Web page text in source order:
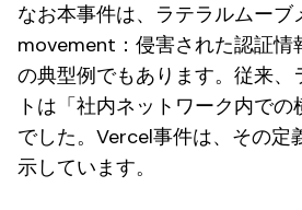
なお本事件は、ラテラルムー
movement：侵害された認証情
の典型例でもあります。従来、
トは「社内ネットワーク内で
でした。Vercel事件は、その定
示しています。